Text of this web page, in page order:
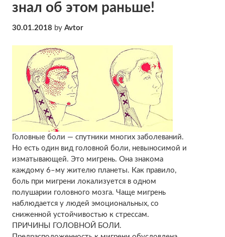
знал об этом раньше!
30.01.2018 by Avtor
Головные боли — спутники многих заболеваний.
Но есть один вид головной боли, невыносимой и
изматывающей. Это мигрень. Она знакома
каждому 6–му жителю планеты. Как правило,
боль при мигрени локализуется в одном
полушарии головного мозга. Чаще мигрень
наблюдается у людей эмоциональных, со
сниженной устойчивостью к стрессам.
ПРИЧИНЫ ГОЛОВНОЙ БОЛИ.